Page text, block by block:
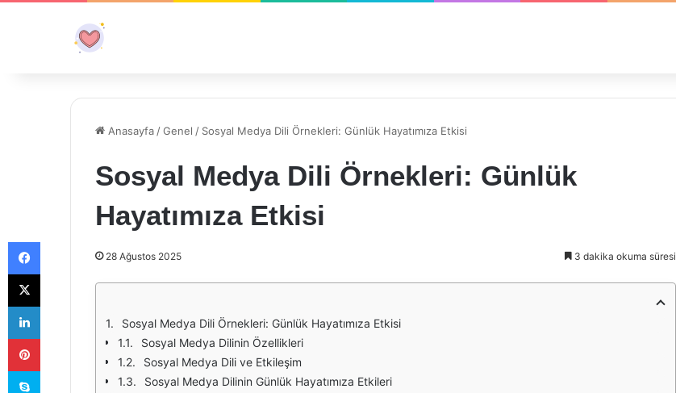
Anasayfa /Genel / Sosyal Medya Dili Örnekleri: Günlük Hayatımıza Etkisi
Sosyal Medya Dili Örnekleri: Günlük
Hayatımıza Etkisi
28 Ağustos 2025 3 dakika okuma süresi
Sosyal Medya Dili Örnekleri: Günlük Hayatımıza Etkisi
Sosyal Medya Dilinin Özellikleri
Sosyal Medya Dili ve Etkileşim
Sosyal Medya Dilinin Günlük Hayatımıza Etkileri
Facebook
X
LinkedIn
Pinterest
Skype